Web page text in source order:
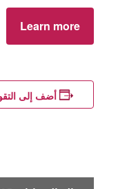
Learn more
أضف إلى